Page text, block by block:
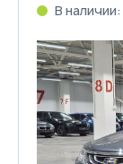
В наличии: